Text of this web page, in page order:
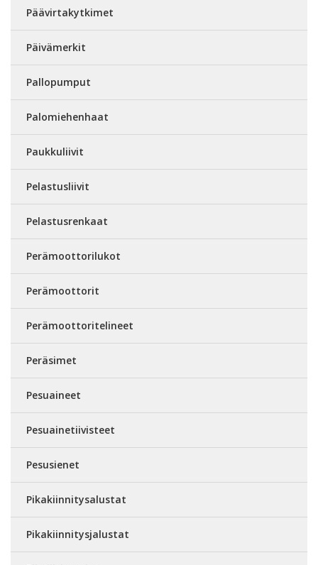
Päävirtakytkimet
Päivämerkit
Pallopumput
Palomiehenhaat
Paukkuliivit
Pelastusliivit
Pelastusrenkaat
Perämoottorilukot
Perämoottorit
Perämoottoritelineet
Peräsimet
Pesuaineet
Pesuainetiivisteet
Pesusienet
Pikakiinnitysalustat
Pikakiinnitysjalustat